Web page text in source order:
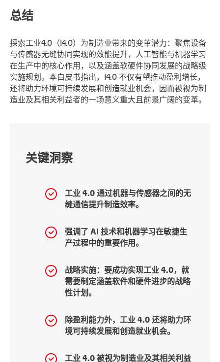
总结
探索工业4.0（I4.0）为制造业带来的变革潜力：聚焦设备
与传感器无缝协同实现的效能提升，人工智能与机器学习
在生产中的核心作用，以及涵盖软硬件协同发展的战略级
实施规划。本白皮书指出，I4.0 不仅有望推动盈利增长，
还将助力环境可持续发展和创造就业机会，因而被视为制
造业及其相关利益者的一场意义重大且前景广阔的变革。
关键洞察
工业 4.0 通过机器与传感器之间的无
缝通信提升制造效率。
强调了 AI 技术和机器学习在敏捷生
产过程中的重要作用。
战略实施：要成功实现工业 4.0，就
需要制定涵盖软件和硬件进步的战略
性计划。
除盈利能力外，工业 4.0 还将助力环
境可持续发展和创造就业机会。
工业 4.0 被视为制造业及其相关利益